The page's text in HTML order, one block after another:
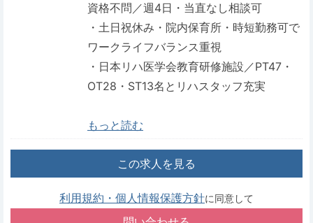
資格不問／週4日・当直なし相談可
・土日祝休み・院内保育所・時短勤務可で
ワークライフバランス重視
・日本リハ医学会教育研修施設／PT47・
OT28・ST13名とリハスタッフ充実
もっと読む
この求人を見る
利用規約・個人情報保護方針に同意して